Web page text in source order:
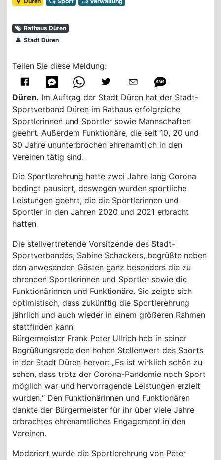
Rathaus Düren
Stadt Düren
Teilen Sie diese Meldung:
Düren. Im Auftrag der Stadt Düren hat der Stadt-
Sportverband Düren im Rathaus erfolgreiche
Sportlerinnen und Sportler sowie Mannschaften
geehrt. Außerdem Funktionäre, die seit 10, 20 und
30 Jahre ununterbrochen ehrenamtlich in den
Vereinen tätig sind.
Die Sportlerehrung hatte zwei Jahre lang Corona
bedingt pausiert, deswegen wurden sportliche
Leistungen geehrt, die die Sportlerinnen und
Sportler in den Jahren 2020 und 2021 erbracht
hatten.
Die stellvertretende Vorsitzende des Stadt-
Sportverbandes, Sabine Schackers, begrüßte neben
den anwesenden Gästen ganz besonders die zu
ehrenden Sportlerinnen und Sportler sowie die
Funktionärinnen und Funktionäre. Sie zeigte sich
optimistisch, dass zukünftig die Sportlerehrung
jährlich und auch wieder in einem größeren Rahmen
stattfinden kann.
Bürgermeister Frank Peter Ullrich hob in seiner
Begrüßungsrede den hohen Stellenwert des Sports
in der Stadt Düren hervor: „Es ist wirklich schön zu
sehen, dass trotz der Corona-Pandemie noch Sport
möglich war und hervorragende Leistungen erzielt
wurden.“ Den Funktionärinnen und Funktionären
dankte der Bürgermeister für ihr über viele Jahre
erbrachtes ehrenamtliches Engagement in den
Vereinen.
Moderiert wurde die Sportlerehrung von Peter